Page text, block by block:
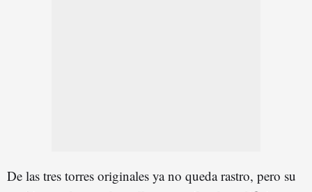
De las tres torres originales ya no queda rastro, pero su